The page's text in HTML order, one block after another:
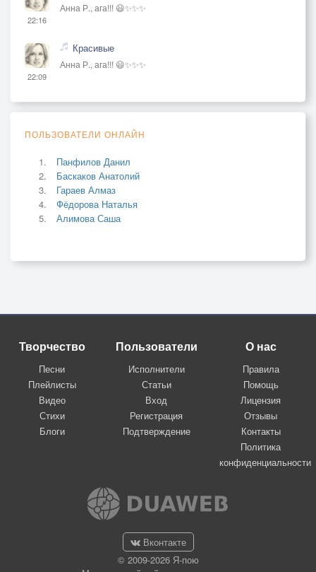
22:16
Анна Р., ага!!! 😃✨✨✨
22:09
Красивые
Анна Р., ага!!! 😃✨✨✨
ПОЛЬЗОВАТЕЛИ ОНЛАЙН
Панфилов Данил
Баскаков Анатолий
Гараев Алмаз
Фёдорова Наталья
Алимова Саша
Творчество
Песни
Плейлисты
Видео
Стихи
Блоги
Пользователи
Исполнители
Статьи
Вход
Регистрация
Подтверждение
О нас
Правила
Помощь
Лицензия
Отзывы
Контакты
Политика
конфиденциальности
Вконтакте
© 2009-2026 Я-пою